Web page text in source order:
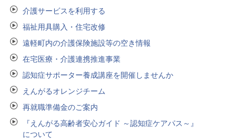
介護サービスを利用する
福祉用具購入・住宅改修
遠軽町内の介護保険施設等の空き情報
在宅医療・介護連携推進事業
認知症サポーター養成講座を開催しませんか
えんがるオレンジチーム
再就職準備金のご案内
『えんがる高齢者安心ガイド ～認知症ケアパス～』
について